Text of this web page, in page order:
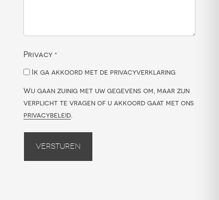
Privacy *
Ik ga akkoord met de privacyverklaring
Wij gaan zuinig met uw gegevens om, maar zijn
verplicht te vragen of u akkoord gaat met ons
privacybeleid.
Versturen